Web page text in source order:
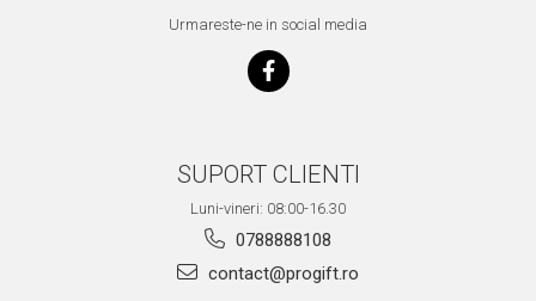
Urmareste-ne in social media
SUPORT CLIENTI
Luni-vineri: 08:00-16.30
0788888108
contact@progift.ro